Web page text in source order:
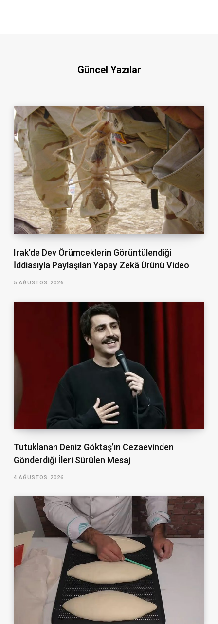
Güncel Yazılar
Irak’de Dev Örümceklerin Görüntülendiği
İddiasıyla Paylaşılan Yapay Zekâ Ürünü Video
5 AĞUSTOS 2026
Tutuklanan Deniz Göktaş’ın Cezaevinden
Gönderdiği İleri Sürülen Mesaj
4 AĞUSTOS 2026